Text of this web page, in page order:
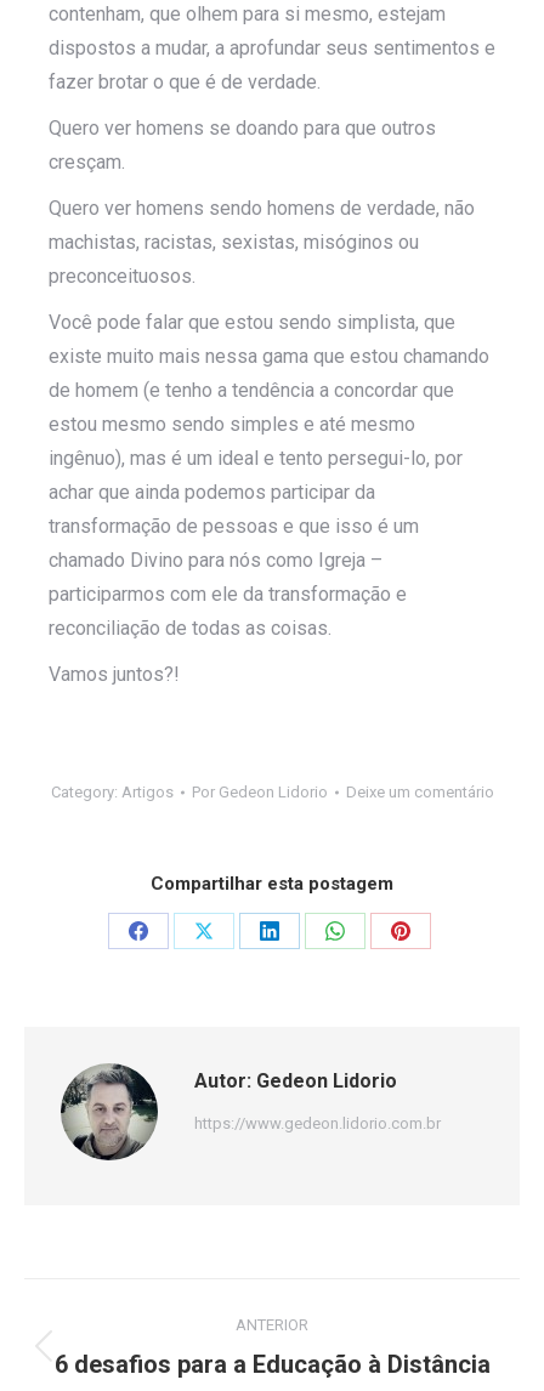
contenham, que olhem para si mesmo, estejam
dispostos a mudar, a aprofundar seus sentimentos e
fazer brotar o que é de verdade.
Quero ver homens se doando para que outros
cresçam.
Quero ver homens sendo homens de verdade, não
machistas, racistas, sexistas, misóginos ou
preconceituosos.
Você pode falar que estou sendo simplista, que
existe muito mais nessa gama que estou chamando
de homem (e tenho a tendência a concordar que
estou mesmo sendo simples e até mesmo
ingênuo), mas é um ideal e tento persegui-lo, por
achar que ainda podemos participar da
transformação de pessoas e que isso é um
chamado Divino para nós como Igreja –
participarmos com ele da transformação e
reconciliação de todas as coisas.
Vamos juntos?!
Category: Artigos Por Gedeon Lidorio Deixe um comentário
Compartilhar esta postagem
Autor: Gedeon Lidorio
https://www.gedeon.lidorio.com.br
ANTERIOR
6 desafios para a Educação à Distância